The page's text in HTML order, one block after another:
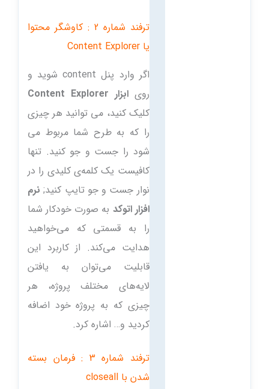
ترفند شماره 2 : کاوشگر محتوا
یا Content Explorer
اگر وارد پنل content شوید و
روی ابزار Content Explorer
کلیک کنید، می توانید هر چیزی
را که به طرح شما مربوط می
شود را جست و جو کنید. تنها
کافیست یک کلمه‌ی کلیدی را در
نوار جست و جو تایپ کنید; نرم
افزار اتوکد به صورت خودکار شما
را به قسمتی که می‌خواهید
هدایت می‌کند. از کاربرد این
قابلیت می‌توان به یافتن
لایه‌های مختلف پروژه، هر
چیزی که به پروژه خود اضافه
کردید و… اشاره کرد.
ترفند شماره 3 : فرمان بسته
شدن با closeall